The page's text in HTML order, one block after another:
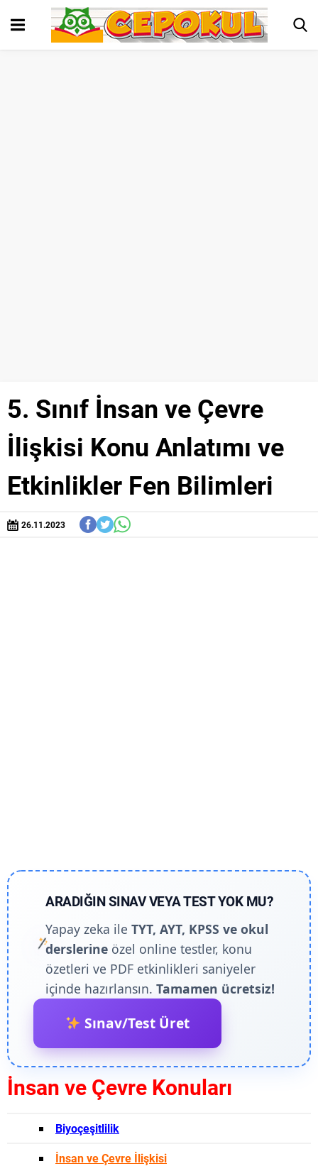
5. Sınıf İnsan ve Çevre
İlişkisi Konu Anlatımı ve
Etkinlikler Fen Bilimleri
26.11.2023
ARADIĞIN SINAV VEYA TEST YOK MU?
Yapay zeka ileTYT, AYT, KPSS ve okul
derslerine özel online testler, konu
özetleri ve PDF etkinlikleri saniyeler
içinde hazırlansın.Tamamen ücretsiz!
Sınav/Test Üret
İnsan ve Çevre Konuları
Biyoçeşitlilik
İnsan ve Çevre İlişkisi